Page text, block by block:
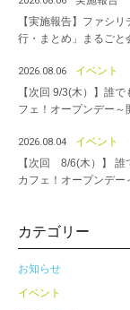
【実施報告】ファシ
行・まとめ」まるごと
2026.08.06
イベント
【次回 9/3(木）】誰
フェ！オープンデー～
2026.08.04
イベント
【次回 8/6(木）】 誰
カフェ！オープンデー
カテゴリー
お知らせ
イベント